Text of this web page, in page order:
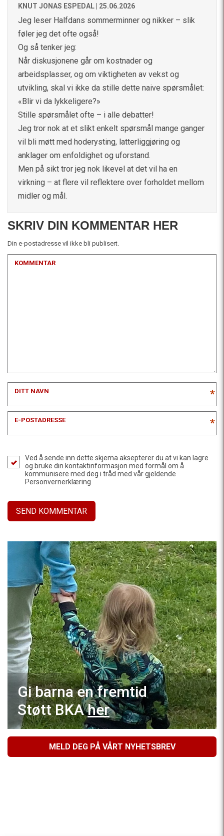
KNUT JONAS ESPEDAL | 25.06.2026
Jeg leser Halfdans sommerminner og nikker – slik
føler jeg det ofte også!
Og så tenker jeg:
Når diskusjonene går om kostnader og
arbeidsplasser, og om viktigheten av vekst og
utvikling, skal vi ikke da stille dette naive spørsmålet:
«Blir vi da lykkeligere?»
Stille spørsmålet ofte – i alle debatter!
Jeg tror nok at et slikt enkelt spørsmål mange ganger
vil bli møtt med hoderysting, latterliggjøring og
anklager om enfoldighet og uforstand.
Men på sikt tror jeg nok likevel at det vil ha en
virkning – at flere vil reflektere over forholdet mellom
midler og mål.
SKRIV DIN KOMMENTAR HER
Din e-postadresse vil ikke bli publisert.
KOMMENTAR
DITT NAVN *
E-POSTADRESSE *
Ved å sende inn dette skjema aksepterer du at vi kan lagre
og bruke din kontaktinformasjon med formål om å
kommunisere med deg i tråd med vår gjeldende
Personvernerklæring
Gi barna en fremtid
Støtt BKAher
MELD DEG PÅ VÅRT NYHETSBREV